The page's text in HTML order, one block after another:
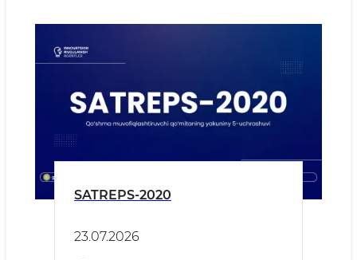
SATREPS-2020
23.07.2026